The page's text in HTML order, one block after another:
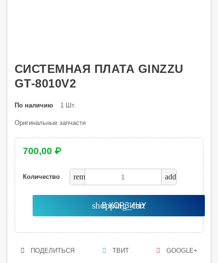
СИСТЕМНАЯ ПЛАТА GINZZU
GT-8010V2
По наличию 1 Шт.
Оригинальные запчасти
700,00 ₽
Количество remove add
shopping_cart
В КОРЗИНУ
ПОДЕЛИТЬСЯ ТВИТ GOOGLE+